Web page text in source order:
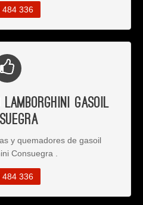
484 336
Gasoil
y quemadores de gasoil
Consuegra .
484 336